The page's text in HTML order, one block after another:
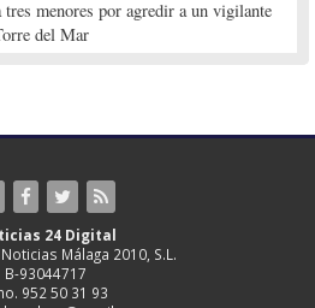
menores por agredir a un vigilante
del Mar
24 Digital
Málaga 2010, S.L.
B-93044717
952 50 31 93